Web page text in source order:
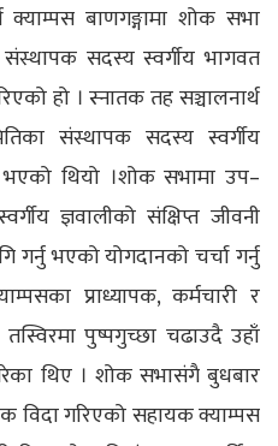
बाणगङ्गामा शोक सभा
सदस्य स्वर्गीय भागवत
हो । स्नातक तह सञ्चालनार्थ
संस्थापक सदस्य स्वर्गीय
थियो ।शोक सभामा उप–
ज्ञवालीको संक्षिप्त जीवनी
गर्नु भएको योगदानको चर्चा गर्नु
प्राध्यापक, कर्मचारी र
तस्विरमा पुष्पगुच्छा चढाउदै उहाँ
गरेका थिए । शोक सभासंगै बुधबार
विदा गरिएको सहायक क्याम्पस